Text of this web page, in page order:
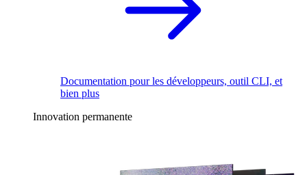
Documentation pour les développeurs, outil CLI, et
bien plus
Innovation permanente